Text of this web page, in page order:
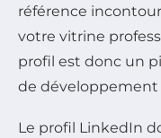
référence
votre vitrine
profil est donc un
de développement
Le profil LinkedIn